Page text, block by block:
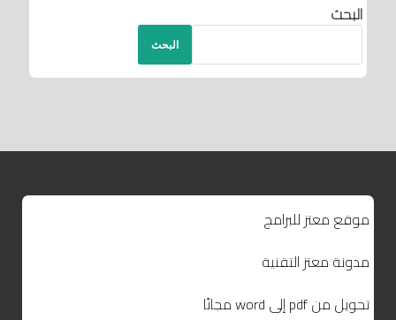
البحث
البحث
موقع معتز للبرامج
مدونة معتز التقنية
تحويل من pdf إلى word مجانًا